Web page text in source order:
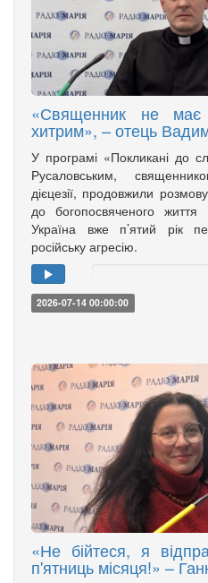
«Священник не
хитрим», – отець
У програмі «Покликані до
Русаловським,
дієцезії, продовжили
до богопосвяченого
Україна вже п’ятий рік
російську агресію.
2026-07-14 00:00:00
«Не бійтеся, я
п'ятниць місяця!» –